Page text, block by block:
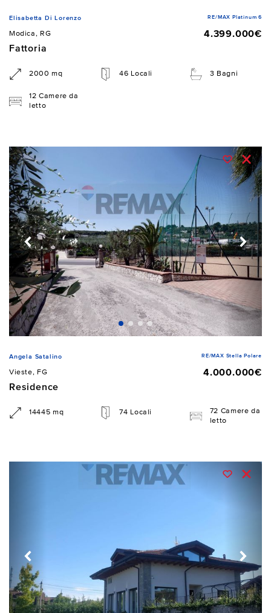
Elisabetta Di Lorenzo RE/MAX Platinum 6
Modica, RG
4.399.000€
Fattoria
2000 mq 46 Locali 3 Bagni
12 Camere da
letto
Angela Satalino RE/MAX Stella Polare
Vieste, FG
4.000.000€
Residence
14445 mq 74 Locali
72 Camere da
letto